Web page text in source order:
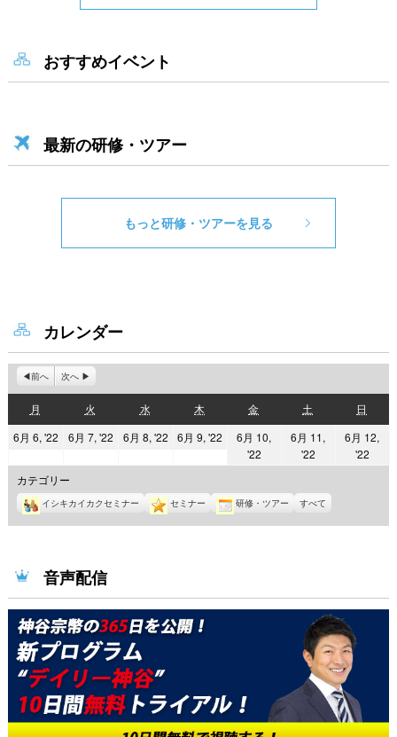
おすすめイベント
最新の研修・ツアー
もっと研修・ツアーを見る
カレンダー
前へ 次へ
月
曜
日
火
曜
日
水水
曜
日
木
曜
日
金金
曜
日
土
曜
日
日
曜
日
6月 6, '222022
6
月
6
日
6月 7, '222022
月
7
日
6月 8, '222022
月
8
日
6月 9, '22
2022
月
9
日
6月 10,
'222022
6
月
10
6月 11,
'222022
6
月
11
6月 12,
'222022
12
カテゴリー
イシキカイカクセミナー セミナー 研修・ツアー すべて
音声配信